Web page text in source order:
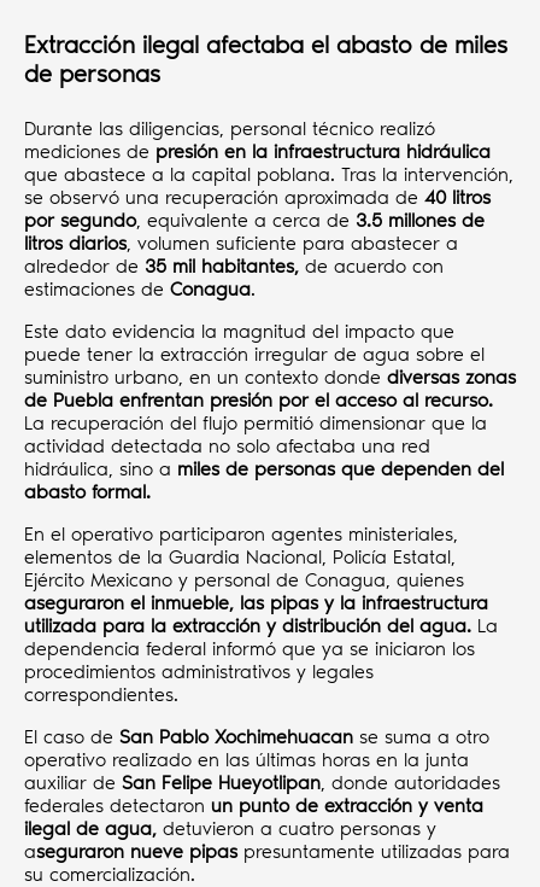
Extracción ilegal afectaba el abasto de miles
de personas
Durante las diligencias, personal técnico realizó
mediciones de presión en la infraestructura hidráulica
que abastece a la capital poblana. Tras la intervención,
se observó una recuperación aproximada de 40 litros
por segundo, equivalente a cerca de 3.5 millones de
litros diarios, volumen suficiente para abastecer a
alrededor de 35 mil habitantes, de acuerdo con
estimaciones de Conagua.
Este dato evidencia la magnitud del impacto que
puede tener la extracción irregular de agua sobre el
suministro urbano, en un contexto donde diversas zonas
de Puebla enfrentan presión por el acceso al recurso.
La recuperación del flujo permitió dimensionar que la
actividad detectada no solo afectaba una red
hidráulica, sino a miles de personas que dependen del
abasto formal.
En el operativo participaron agentes ministeriales,
elementos de la Guardia Nacional, Policía Estatal,
Ejército Mexicano y personal de Conagua, quienes
aseguraron el inmueble, las pipas y la infraestructura
utilizada para la extracción y distribución del agua. La
dependencia federal informó que ya se iniciaron los
procedimientos administrativos y legales
correspondientes.
El caso de San Pablo Xochimehuacan se suma a otro
operativo realizado en las últimas horas en la junta
auxiliar de San Felipe Hueyotlipan, donde autoridades
federales detectaron un punto de extracción y venta
ilegal de agua, detuvieron a cuatro personas y
aseguraron nueve pipas presuntamente utilizadas para
su comercialización.